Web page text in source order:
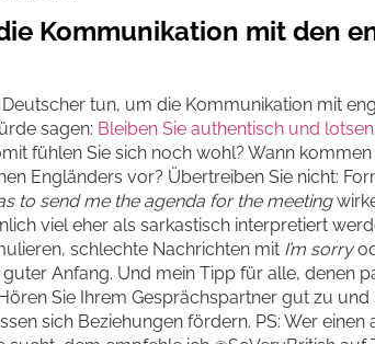
Kommunikation mit den
tun, um die Kommunikation mit
sagen: Bleiben Sie authentisch und
fühlen Sie sich noch wohl? Wann
Engländers vor? Übertreiben Sie nicht:
to send me the agenda for the meeting
viel eher als sarkastisch interpretiert
schlechte Nachrichten mit I’m sorry
Anfang. Und mein Tipp für alle, denen
Sie Ihrem Gesprächspartner gut zu und
sich Beziehungen fördern. PS: Wer